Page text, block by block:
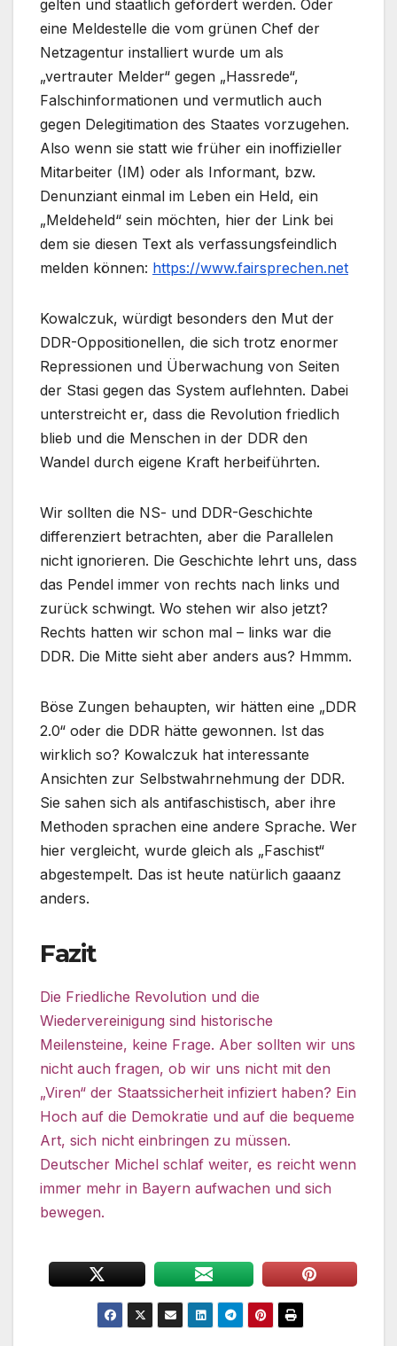
gelten und staatlich gefördert werden. Oder
eine Meldestelle die vom grünen Chef der
Netzagentur installiert wurde um als
„vertrauter Melder“ gegen „Hassrede“,
Falschinformationen und vermutlich auch
gegen Delegitimation des Staates vorzugehen.
Also wenn sie statt wie früher ein inoffizieller
Mitarbeiter (IM) oder als Informant, bzw.
Denunziant einmal im Leben ein Held, ein
„Meldeheld“ sein möchten, hier der Link bei
dem sie diesen Text als verfassungsfeindlich
melden können: https://www.fairsprechen.net
Kowalczuk, würdigt besonders den Mut der
DDR-Oppositionellen, die sich trotz enormer
Repressionen und Überwachung von Seiten
der Stasi gegen das System auflehnten. Dabei
unterstreicht er, dass die Revolution friedlich
blieb und die Menschen in der DDR den
Wandel durch eigene Kraft herbeiführten.
Wir sollten die NS- und DDR-Geschichte
differenziert betrachten, aber die Parallelen
nicht ignorieren. Die Geschichte lehrt uns, dass
das Pendel immer von rechts nach links und
zurück schwingt. Wo stehen wir also jetzt?
Rechts hatten wir schon mal – links war die
DDR. Die Mitte sieht aber anders aus? Hmmm.
Böse Zungen behaupten, wir hätten eine „DDR
2.0“ oder die DDR hätte gewonnen. Ist das
wirklich so? Kowalczuk hat interessante
Ansichten zur Selbstwahrnehmung der DDR.
Sie sahen sich als antifaschistisch, aber ihre
Methoden sprachen eine andere Sprache. Wer
hier vergleicht, wurde gleich als „Faschist“
abgestempelt. Das ist heute natürlich gaaanz
anders.
Fazit
Die Friedliche Revolution und die
Wiedervereinigung sind historische
Meilensteine, keine Frage. Aber sollten wir uns
nicht auch fragen, ob wir uns nicht mit den
„Viren“ der Staatssicherheit infiziert haben? Ein
Hoch auf die Demokratie und auf die bequeme
Art, sich nicht einbringen zu müssen.
Deutscher Michel schlaf weiter, es reicht wenn
immer mehr in Bayern aufwachen und sich
bewegen.